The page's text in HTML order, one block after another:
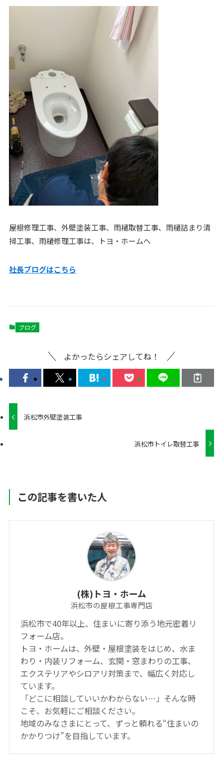
屋根修理工事、外壁塗装工事、雨樋取替工事、雨樋詰まり清
掃工事、雨樋修理工事は、トヨ・ホームへ
社長ブログはこちら
ブログ
よかったらシェアしてね！
浜松市外壁塗装工事
浜松市トイレ取替工事
この記事を書いた人
(株)トヨ・ホーム
浜松市の屋根工事専門店
浜松市で40年以上、住まいに寄り添う地元密着リ
フォーム店。
トヨ・ホームは、外壁・屋根塗装をはじめ、水ま
わり・内装リフォーム、玄関・窓まわりの工事、
エクステリアやシロアリ対策まで、幅広く対応し
ています。
「どこに相談していいかわからない…」そんな時
こそ、お気軽にご相談ください。
地域のみなさまにとって、ずっと頼れる“住まいの
かかりつけ”を目指しています。